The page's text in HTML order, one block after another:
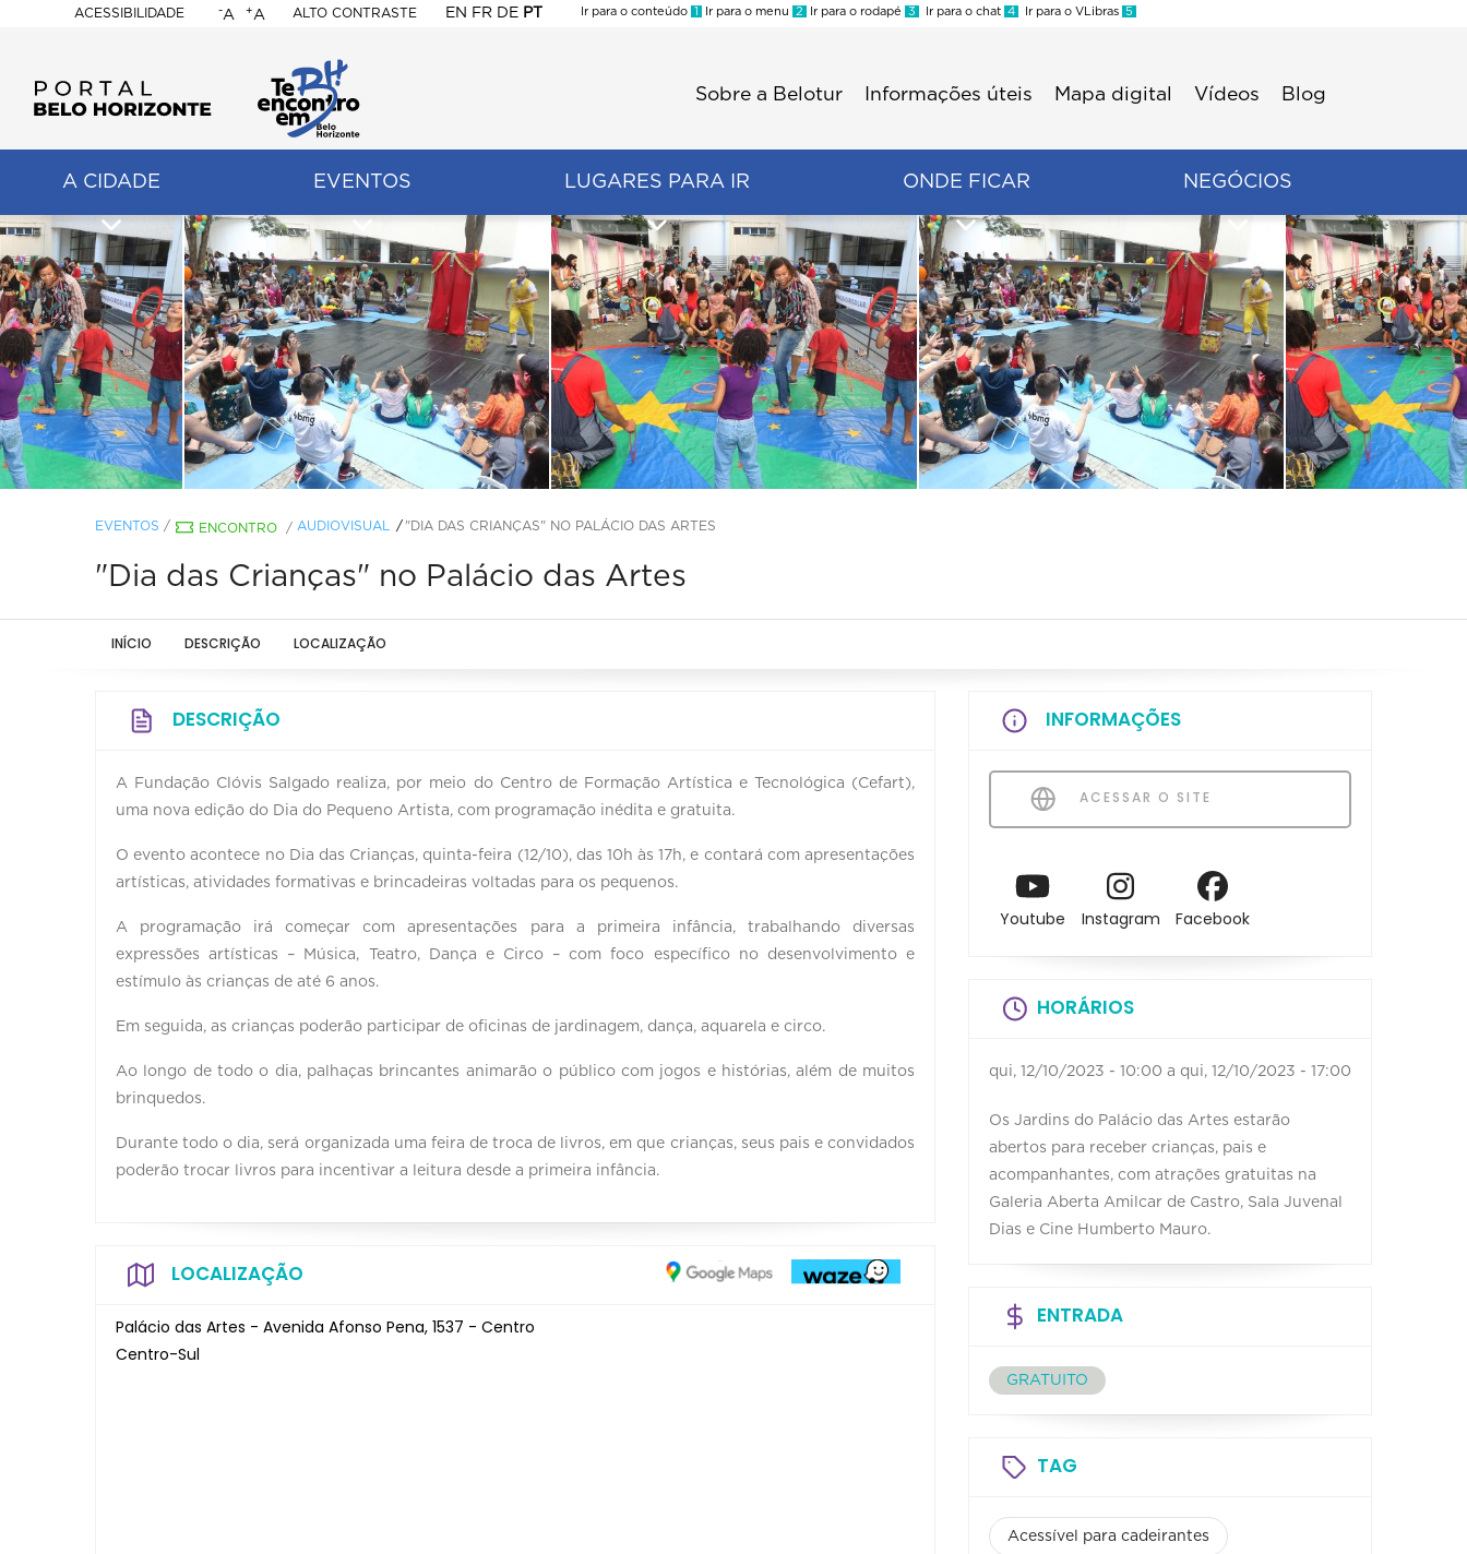
ACESSIBILIDADE
BELO
HORIZONTE
-A +A ALTO CONTRASTE EN FR DE PT
Ir para o conteúdo 1 Ir para o menu 2 Ir para o rodapé 3 Ir para o chat 4 Ir para o VLibras 5
Sobre a Belotur Informações úteis Mapa digital Vídeos Blog
A CIDADE EVENTOS LUGARES PARA IR ONDE FICAR NEGÓCIOS
EVENTOS / ENCONTRO / AUDIOVISUAL "DIA DAS CRIANÇAS" NO PALÁCIO DAS ARTES
"Dia das Crianças" no Palácio das Artes
INÍCIO DESCRIÇÃO LOCALIZAÇÃO
DESCRIÇÃO
A Fundação Clóvis Salgado realiza, por meio do Centro de Formação Artística e Tecnológica (Cefart),
uma nova edição do Dia do Pequeno Artista, com programação inédita e gratuita.
O evento acontece no Dia das Crianças, quinta-feira (12/10), das 10h às 17h, e contará com apresentações
artísticas, atividades formativas e brincadeiras voltadas para os pequenos.
A programação irá começar com apresentações para a primeira infância, trabalhando diversas
expressões artísticas – Música, Teatro, Dança e Circo – com foco específico no desenvolvimento e
estímulo às crianças de até 6 anos.
Em seguida, as crianças poderão participar de oficinas de jardinagem, dança, aquarela e circo.
Ao longo de todo o dia, palhaças brincantes animarão o público com jogos e histórias, além de muitos
brinquedos.
Durante todo o dia, será organizada uma feira de troca de livros, em que crianças, seus pais e convidados
poderão trocar livros para incentivar a leitura desde a primeira infância.
LOCALIZAÇÃO
Palácio das Artes - Avenida Afonso Pena, 1537 - Centro
Centro-Sul
INFORMAÇÕES
ACESSAR O SITE
Youtube Instagram Facebook
HORÁRIOS
qui, 12/10/2023 - 10:00 a qui, 12/10/2023 - 17:00
Os Jardins do Palácio das Artes estarão
abertos para receber crianças, pais e
acompanhantes, com atrações gratuitas na
Galeria Aberta Amilcar de Castro, Sala Juvenal
Dias e Cine Humberto Mauro.
ENTRADA
GRATUITO
TAG
Acessível para cadeirantes